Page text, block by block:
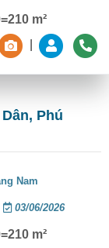
m²
Phú
Nam
03/06/2026
m²